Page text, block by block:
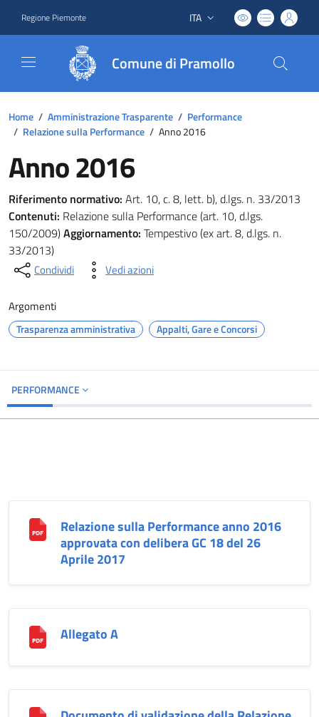
Regione Piemonte Lingua attiva:
ITA
Comune di Pramollo
Home / Amministrazione Trasparente / Performance
/ Relazione sulla Performance / Anno 2016
Anno 2016
Riferimento normativo: Art. 10, c. 8, lett. b), d.lgs. n. 33/2013
Contenuti: Relazione sulla Performance (art. 10, d.lgs.
150/2009)Aggiornamento: Tempestivo (ex art. 8, d.lgs. n.
33/2013)
Condividi Vedi azioni
Argomenti
Trasparenza amministrativa Appalti, Gare e Concorsi
PERFORMANCE
Relazione sulla Performance anno 2016
approvata con delibera GC 18 del 26
Aprile 2017
Allegato A